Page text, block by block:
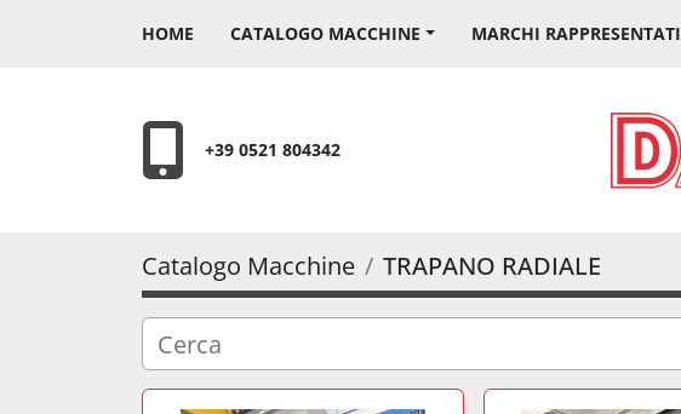
HOME CATALOGO MACCHINE MARCHI RAPPRESENTATI
+39 0521 804342
Catalogo Macchine TRAPANO RADIALE